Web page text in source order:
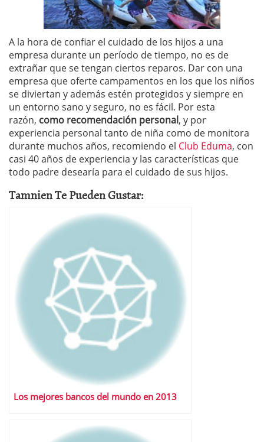
A la hora de confiar el cuidado de los hijos a una
empresa durante un período de tiempo, no es de
extrañar que se tengan ciertos reparos. Dar con una
empresa que oferte campamentos en los que los niños
se diviertan y además estén protegidos y siempre en
un entorno sano y seguro, no es fácil. Por esta
razón, como recomendación personal, y por
experiencia personal tanto de niña como de monitora
durante muchos años, recomiendo el Club Eduma, con
casi 40 años de experiencia y las características que
todo padre desearía para el cuidado de sus hijos.
Tamnien Te Pueden Gustar:
Los mejores bancos del mundo en 2013